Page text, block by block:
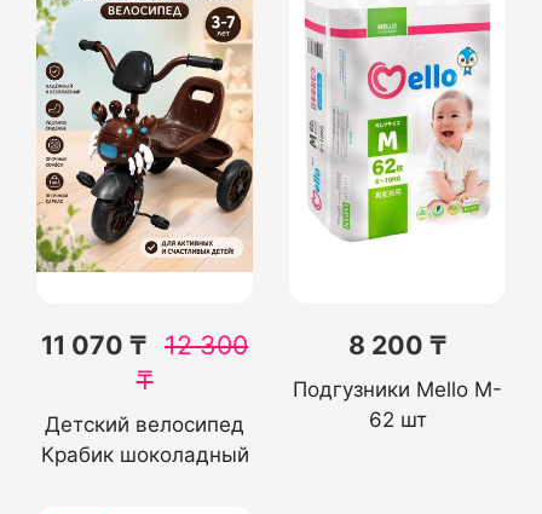
11 070 ₸ 12 300
₸
Детский велосипед
Крабик шоколадный
8 200 ₸
Подгузники Mello M-
62 шт